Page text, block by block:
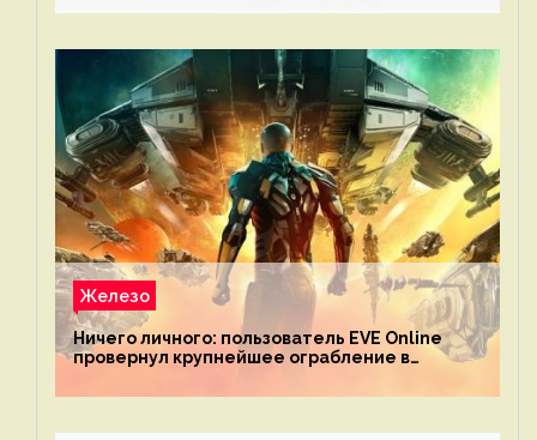
Железо
Ничего личного: пользователь EVE Online
провернул крупнейшее ограбление в
механике